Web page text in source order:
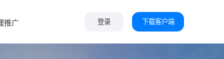
推广 登录 下载客户端